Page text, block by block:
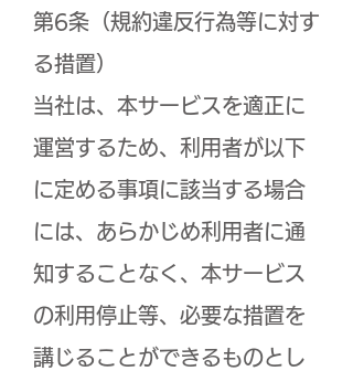
第6条（規約違反行為等に対す
る措置）
当社は、本サービスを適正に
運営するため、利用者が以下
に定める事項に該当する場合
には、あらかじめ利用者に通
知することなく、本サービス
の利用停止等、必要な措置を
講じることができるものとし